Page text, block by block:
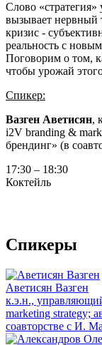
Слово
вызывает нервный
кризис -
реальность с
Поговорим о том,
чтобы урожай
Спикер:
Вазген Аветисян,
i2V branding &
брендинг» (в
17:30 – 18:30
Коктейль
Спикеры
Аветисян Вазген
к.э.н.,
marketing strategy;
соавторстве с И.